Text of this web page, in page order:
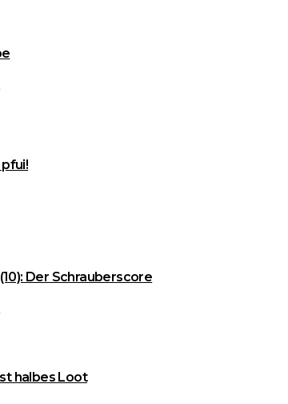
pfui!
Der Schrauberscore
halbes Loot